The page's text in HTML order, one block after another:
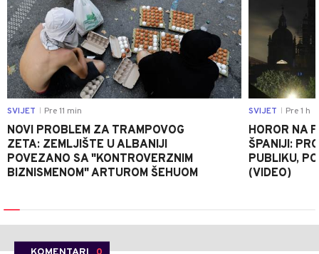
SVIJET Pre 11 min
NOVI PROBLEM ZA TRAMPOVOG
ZETA: ZEMLJIŠTE U ALBANIJI
POVEZANO SA "KONTROVERZNIM
BIZNISMENOM" ARTUROM ŠEHUOM
SVIJET Pre 1 h
HOROR NA
ŠPANIJI:
PUBLIKU,
(VIDEO)